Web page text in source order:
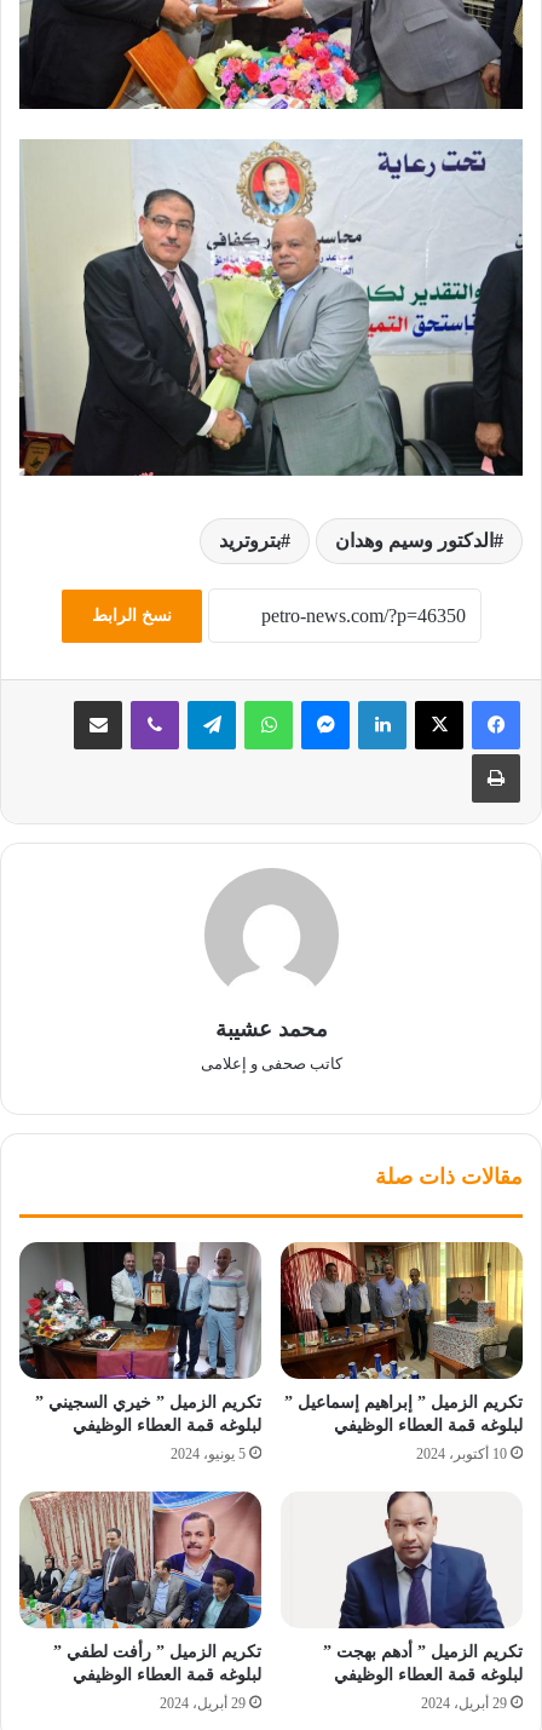
الدكتور وسيم وهدان بتروتريد
نسخ الرابط
لينكدإن ماسنجر واتساب تيلقرام ڤايبر مشاركة عبر البريد
طباعة
محمد عشيبة
كاتب صحفى و إعلامى
مقالات ذات صلة
تكريم الزميل ” إبراهيم إسماعيل ”
لبلوغه قمة العطاء الوظيفي
10 أكتوبر، 2024
تكريم الزميل ” خيري السجيني ”
لبلوغه قمة العطاء الوظيفي
5 يونيو، 2024
تكريم الزميل ” أدهم بهجت ”
لبلوغه قمة العطاء الوظيفي
29 أبريل، 2024
تكريم الزميل ” رأفت لطفي ”
لبلوغه قمة العطاء الوظيفي
29 أبريل، 2024